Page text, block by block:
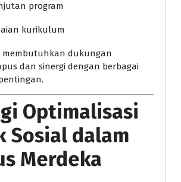
program
kurikulum
membutuhkan dukungan
dan sinergi dengan berbagai
Optimalisasi
Sosial dalam
Merdeka